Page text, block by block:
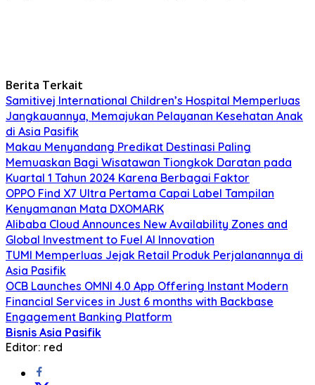
Berita Terkait
Samitivej International Children’s Hospital Memperluas
Jangkauannya, Memajukan Pelayanan Kesehatan Anak
di Asia Pasifik
Makau Menyandang Predikat Destinasi Paling
Memuaskan Bagi Wisatawan Tiongkok Daratan pada
Kuartal 1 Tahun 2024 Karena Berbagai Faktor
OPPO Find X7 Ultra Pertama Capai Label Tampilan
Kenyamanan Mata DXOMARK
Alibaba Cloud Announces New Availability Zones and
Global Investment to Fuel AI Innovation
TUMI Memperluas Jejak Retail Produk Perjalanannya di
Asia Pasifik
OCB Launches OMNI 4.0 App Offering Instant Modern
Financial Services in Just 6 months with Backbase
Engagement Banking Platform
Bisnis Asia Pasifik
Editor: red